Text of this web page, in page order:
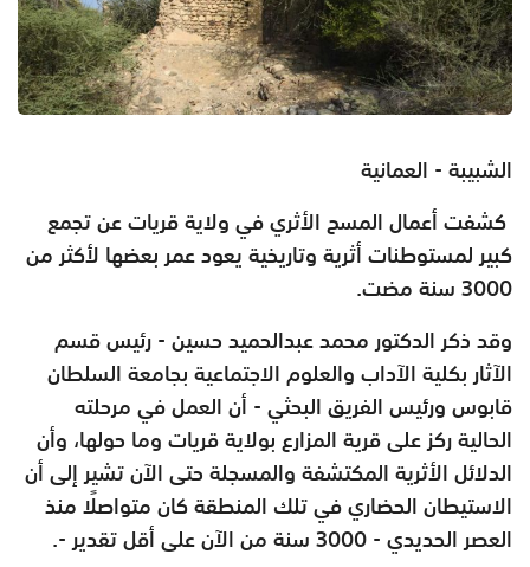
الشبيبة - العمانية
كشفت أعمال المسح الأثري في ولاية قريات عن تجمع
كبير لمستوطنات أثرية وتاريخية يعود عمر بعضها لأكثر من
3000 سنة مضت.
وقد ذكر الدكتور محمد عبدالحميد حسين - رئيس قسم
الآثار بكلية الآداب والعلوم الاجتماعية بجامعة السلطان
قابوس ورئيس الفريق البحثي - أن العمل في مرحلته
الحالية ركز على قرية المزارع بولاية قريات وما حولها، وأن
الدلائل الأثرية المكتشفة والمسجلة حتى الآن تشير إلى أن
الاستيطان الحضاري في تلك المنطقة كان متواصلًا منذ
العصر الحديدي - 3000 سنة من الآن على أقل تقدير -.